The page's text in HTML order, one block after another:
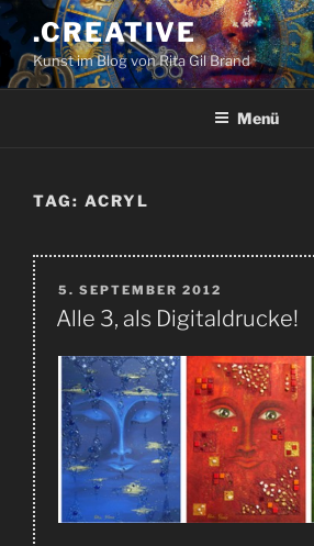
Zum
Inhalt
springen
.CREATIVE
Kunst im Blog von Rita Gil Brand
Menü
TAG: ACRYL
VERÖFFENTLICHT
AM
5. SEPTEMBER 2012
Alle 3, als Digitaldrucke!